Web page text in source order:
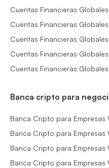
Cuentas Financieras
Cuentas Financieras
Cuentas Financieras
Cuentas Financieras
Cuentas Financieras
Banca cripto para
Banca Cripto para Empresas
Banca Cripto para Empresas
Banca Cripto para Empresas
Banca Cripto para Empresas